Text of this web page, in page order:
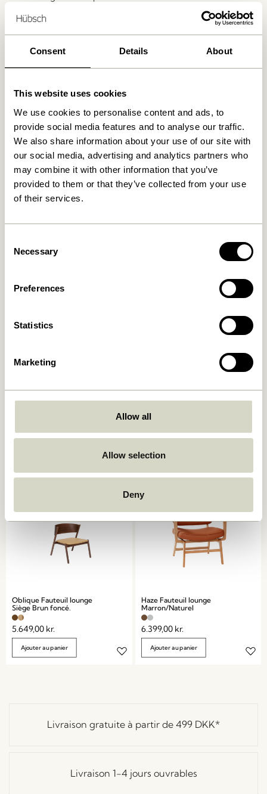
Consent Details About
This website uses cookies
We use cookies to personalise content and ads, to
provide social media features and to analyse our traffic.
We also share information about your use of our site with
our social media, advertising and analytics partners who
may combine it with other information that you’ve
provided to them or that they’ve collected from your use
of their services.
Selection
Necessary
Preferences
Statistics
Marketing
Allow all
Allow selection
Deny
Produits similaires
Ajouter au panier
6.499,00kr.
pied Naturel/Beige
Ajouter au panier
Oblique Fauteuil lounge
Siège Brun foncé.
5.649,00 kr.
Ajouter au panier
Haze Fauteuil lounge
Marron/Naturel
6.399,00 kr.
Ajouter au panier
Livraison gratuite à partir de 499 DKK*
Livraison 1-4 jours ouvrables